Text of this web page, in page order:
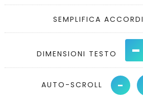
SEMPLIFICA ACCORDI
DIMENSIONI TESTO -
AUTO-SCROLL -